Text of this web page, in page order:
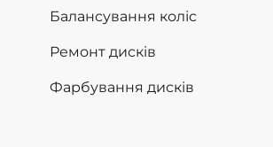
Балансування коліс
Ремонт дисків
Фарбування дисків